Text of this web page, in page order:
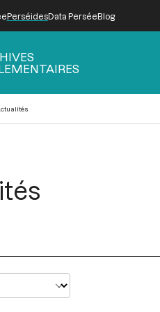
PerséidesData PerséeBlog